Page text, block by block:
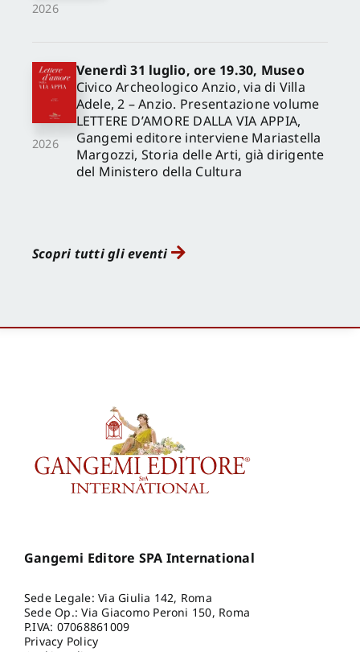
2026
2026
Venerdì 31 luglio, ore 19.30, Museo
Civico Archeologico Anzio, via di Villa
Adele, 2 – Anzio. Presentazione volume
LETTERE D’AMORE DALLA VIA APPIA,
Gangemi editore interviene Mariastella
Margozzi, Storia delle Arti, già dirigente
del Ministero della Cultura
Scopri tutti gli eventi
Gangemi Editore SPA International
Sede Legale: Via Giulia 142, Roma
Sede Op.: Via Giacomo Peroni 150, Roma
P.IVA: 07068861009
Privacy Policy